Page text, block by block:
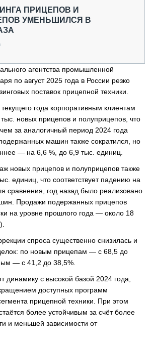
ПРИЦЕПОВ И
УМЕНЬШИЛСЯ В
агентства промышленной
по август 2025 года в России резко
поставок прицепной техники.
года корпоративным клиентам
новых прицепов и полуприцепов, что
за аналогичный период 2024 года
машин также сократился, но
— на 6,6 %, до 6,9 тыс. единиц.
новых прицепов и полуприцепов также
единиц, что соответствует падению на
сравнения, год назад было реализовано
Продажи подержанных прицепов
на уровне прошлого года — около 18
спроса существенно снизилась и
по новым прицепам — с 68,5 до
— с 41,2 до 38,5%.
динамику с высокой базой 2024 года,
доступных программ
прицепной техники. При этом
более устойчивым за счёт более
и меньшей зависимости от